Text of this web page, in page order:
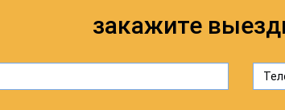
закажите